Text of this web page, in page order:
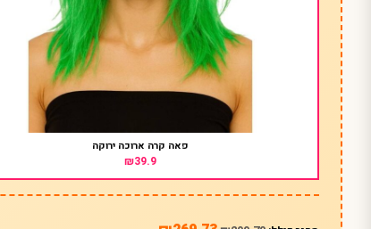
פאה קרה ארוכה ירוקה
₪39.9